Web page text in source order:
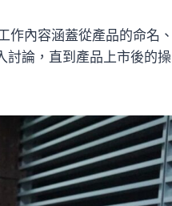
作內容涵蓋從產品的命名、
討論，直到產品上市後的操